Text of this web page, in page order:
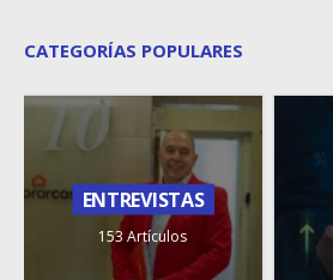
CATEGORÍAS POPULARES
ENTREVISTAS
153 Artículos